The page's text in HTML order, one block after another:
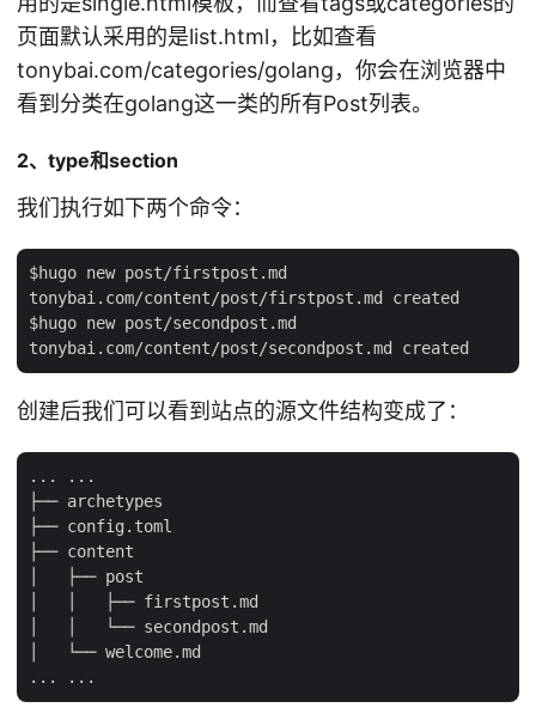
页面默认采用的是list.html，比如查看
tonybai.com/categories/golang，你会在浏览器中
看到分类在golang这一类的所有Post列表。
2、type和section
我们执行如下两个命令：
$hugo new post/firstpost.md
tonybai.com/content/post/firstpost.md created
$hugo new post/secondpost.md
创建后我们可以看到站点的源文件结构变成了：
... ...
├── archetypes
├── config.toml
├── content
│   ├── post
│   │   ├── firstpost.md
│   │   └── secondpost.md
│   └── welcome.md